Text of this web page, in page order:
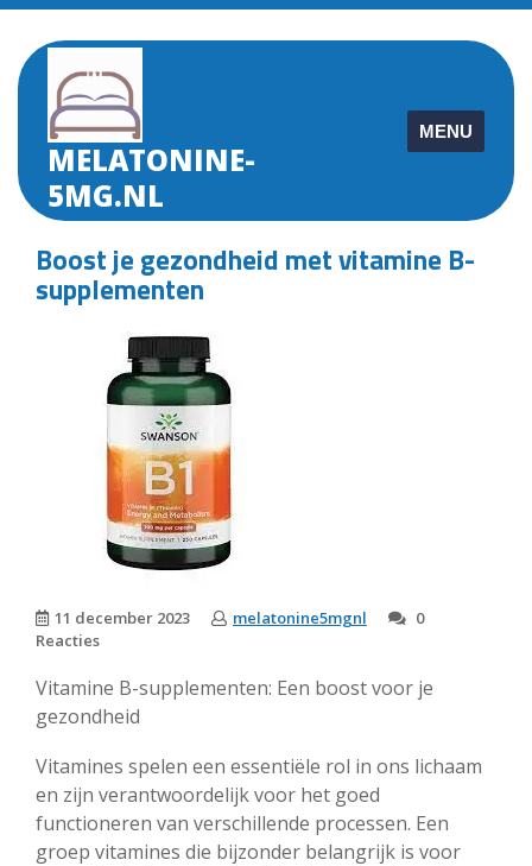
Skip
content
MELATONINE-
5MG.NL
MENU
Boost je gezondheid met vitamine B-
supplementen
11 december 2023 melatonine5mgnl
0
Reacties
Vitamine B-supplementen: Een boost voor je
gezondheid
Vitamines spelen een essentiële rol in ons lichaam
en zijn verantwoordelijk voor het goed
functioneren van verschillende processen. Een
groep vitamines die bijzonder belangrijk is voor